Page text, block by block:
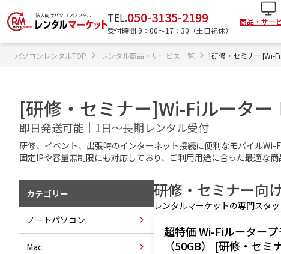
TEL.050-3135-2199
受付時間 9：00〜17：30（土日祝休）
商品・サー
パソコンレンタルTOP レンタル商品・サービス一覧 [研修・セミナー]Wi-
[研修・セミナー]Wi-Fiルーター
即日発送可能｜1日～長期レンタル受付
研修、イベント、出張時のインターネット接続に便利なモバイルWi-
固定IPや容量無制限にも対応しており、ご利用用途に合った最適な
カテゴリー
ノートパソコン
Mac
研修・セミナー向
レンタルマーケットの専門スタッ
超特価 Wi-Fiルータープ
（50GB） [研修・セミ